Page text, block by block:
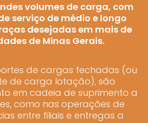
volumes de carga, com
serviço de médio e longo
desejadas em mais de
de Minas Gerais.
de cargas fechadas (ou
de carga lotação), são
em cadeia de suprimento a
como nas operações de
entre filiais e entregas a